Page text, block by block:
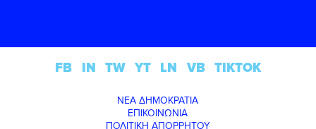
ΝΕΑ ΔΗΜΟΚΡΑΤΙΑ
ΕΠΙΚΟΙΝΩΝΙΑ
ΠΟΛΙΤΙΚΗ ΑΠΟΡΡΗΤΟΥ
FB IN TW YT LN VB TIKTOK